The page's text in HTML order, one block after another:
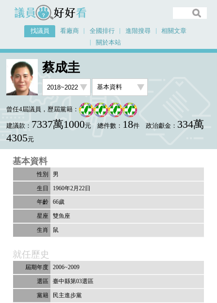
議員好好看
找議員 看廠商 全國排行 進階搜尋
相關文章
關於本站
首頁 找議員
蔡成圭
曾任4屆議員，歷屆黨籍：
建議款： 7337萬1000元 總件數： 18件 政治獻金： 334萬
4305元
基本資料
男
1960年2月22日
66歲
雙魚座
鼠
就任歷史
2006~2009
臺中縣第03選區
民主進步黨